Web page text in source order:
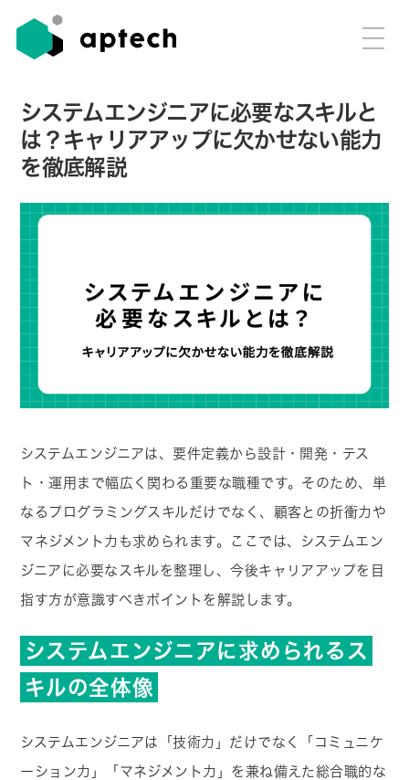
システムエンジニアに必要なスキルと
は？キャリアアップに欠かせない能力
を徹底解説
システムエンジニアは、要件定義から設計・開発・テス
ト・運用まで幅広く関わる重要な職種です。そのため、単
なるプログラミングスキルだけでなく、顧客との折衝力や
マネジメント力も求められます。ここでは、システムエン
ジニアに必要なスキルを整理し、今後キャリアアップを目
指す方が意識すべきポイントを解説します。
システムエンジニアに求められるス
キルの全体像
システムエンジニアは「技術力」だけでなく「コミュニケ
ーション力」「マネジメント力」を兼ね備えた総合職的な